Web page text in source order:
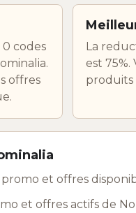
codes
offres
La
est
produits
et offres
et offres actifs de